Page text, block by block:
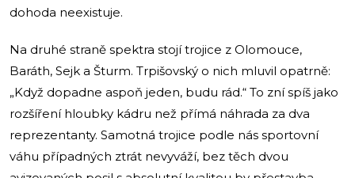
dohoda neexistuje.
Na druhé straně spektra stojí trojice z Olomouce,
Baráth, Sejk a Šturm. Trpišovský o nich mluvil opatrně:
„Když dopadne aspoň jeden, budu rád.“ To zní spíš jako
rozšíření hloubky kádru než přímá náhrada za dva
reprezentanty. Samotná trojice podle nás sportovní
váhu případných ztrát nevyváží, bez těch dvou